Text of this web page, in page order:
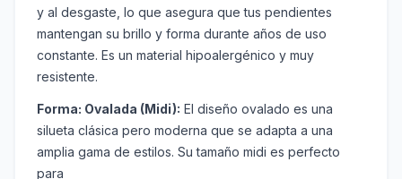
y al desgaste, lo que asegura que tus pendientes
mantengan su brillo y forma durante años de uso
constante. Es un material hipoalergénico y muy
resistente.
Forma: Ovalada (Midi): El diseño ovalado es una
silueta clásica pero moderna que se adapta a una
amplia gama de estilos. Su tamaño midi es perfecto
para